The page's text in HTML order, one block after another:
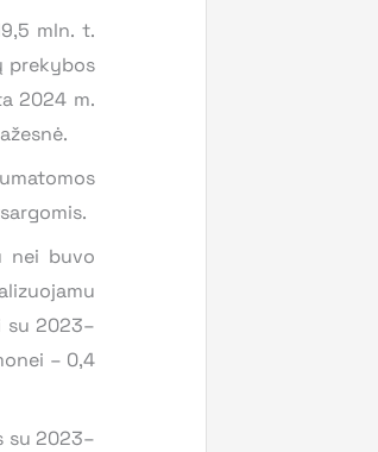
mln. t.
prekybos
2024 m.
nei buvo
su 2023–
– 0,4
su 2023–